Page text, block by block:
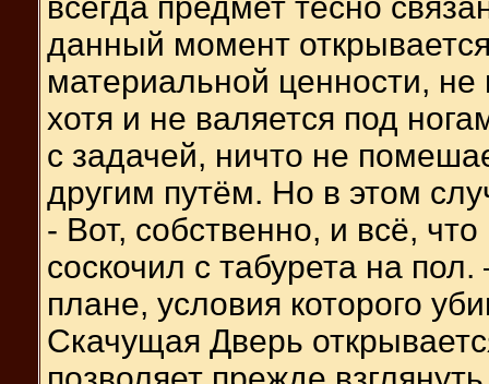
всегда предмет тесно
данный момент
материальной ценности, не
хотя и не валяется под
с задачей, ничто не
другим путём. Но в этом
- Вот, собственно, и всё,
соскочил с табурета на
плане, условия которого
Скачущая Дверь